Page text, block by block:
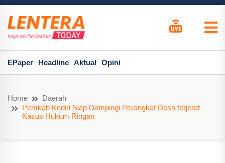
EPaper Headline Aktual Opini
Home
Daerah
Pemkab Kediri Siap Dampingi Perangkat Desa terjerat
Kasus Hukum Ringan